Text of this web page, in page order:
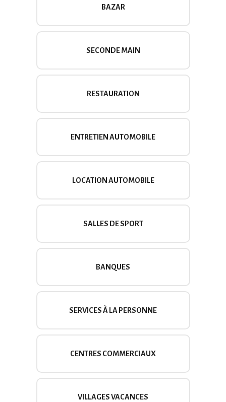
BAZAR
SECONDE MAIN
RESTAURATION
ENTRETIEN AUTOMOBILE
LOCATION AUTOMOBILE
SALLES DE SPORT
BANQUES
SERVICES À LA PERSONNE
CENTRES COMMERCIAUX
VILLAGES VACANCES